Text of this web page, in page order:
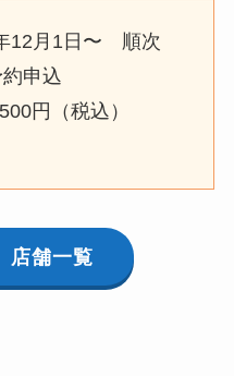
12月1日〜 順次
申込
円（税込）
舗一覧